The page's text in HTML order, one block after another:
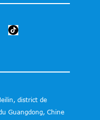
district de
Guangdong, Chine